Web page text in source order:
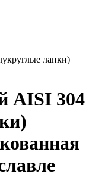
лапки)
AISI 304